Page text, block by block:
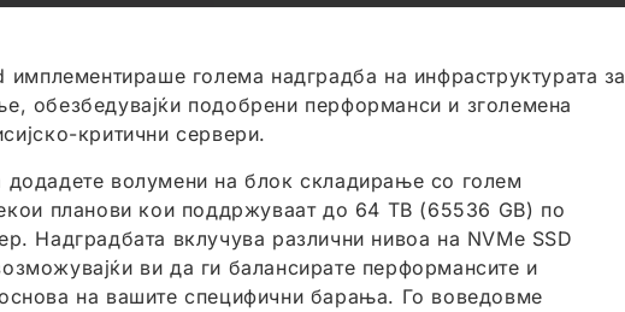
имплементираше голема надградба на инфраструктурата за
обезбедувајќи подобрени перформанси и зголемена
критични сервери.
волумени на блок складирање со голем
планови кои поддржуваат до 64 TB (65536 GB) по
Надградбата вклучува различни нивоа на NVMe SSD
ви да ги балансирате перформансите и
на вашите специфични барања. Го воведовме